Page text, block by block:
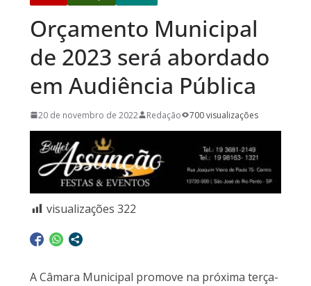
Orçamento Municipal
de 2023 será abordado
em Audiência Pública
20 de novembro de 2022 Redação 700 visualizações
visualizações 322
A Câmara Municipal promove na próxima terça-